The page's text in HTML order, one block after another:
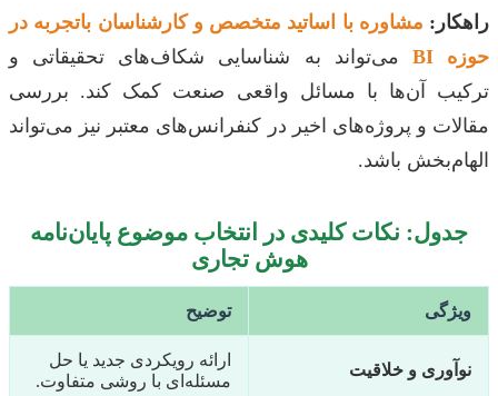
راهکار: مشاوره با اساتید متخصص و کارشناسان باتجربه در
حوزه BI
می‌تواند به شناسایی شکاف‌های تحقیقاتی و
ترکیب آن‌ها با مسائل واقعی صنعت کمک کند. بررسی
مقالات و پروژه‌های اخیر در کنفرانس‌های معتبر نیز می‌تواند
الهام‌بخش باشد.
جدول: نکات کلیدی در انتخاب موضوع پایان‌نامه
هوش تجاری
ویژگی توضیح
نوآوری و خلاقیت
ارائه رویکردی جدید یا حل
مسئله‌ای با روشی متفاوت.